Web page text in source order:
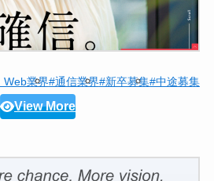
Web業界#通信業界#新卒募集#中途募集
View More